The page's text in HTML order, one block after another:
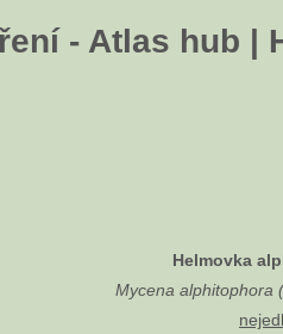
- Atlas hub |
Helmovka
Mycena alphitophora